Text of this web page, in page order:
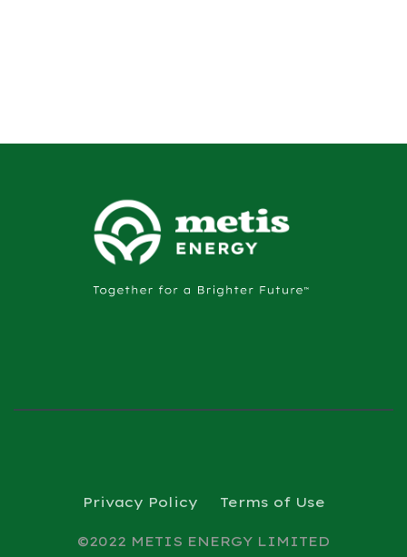
Privacy Policy Terms of Use
©2022 METIS ENERGY LIMITED